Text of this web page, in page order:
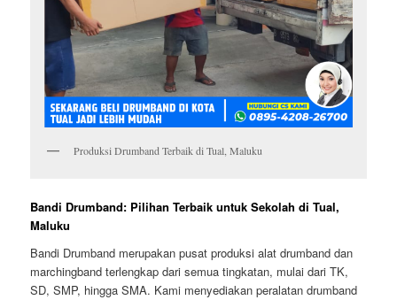
Produksi Drumband Terbaik di Tual, Maluku
Bandi Drumband: Pilihan Terbaik untuk Sekolah di Tual,
Maluku
Bandi Drumband merupakan pusat produksi alat drumband dan
marchingband terlengkap dari semua tingkatan, mulai dari TK,
SD, SMP, hingga SMA. Kami menyediakan peralatan drumband